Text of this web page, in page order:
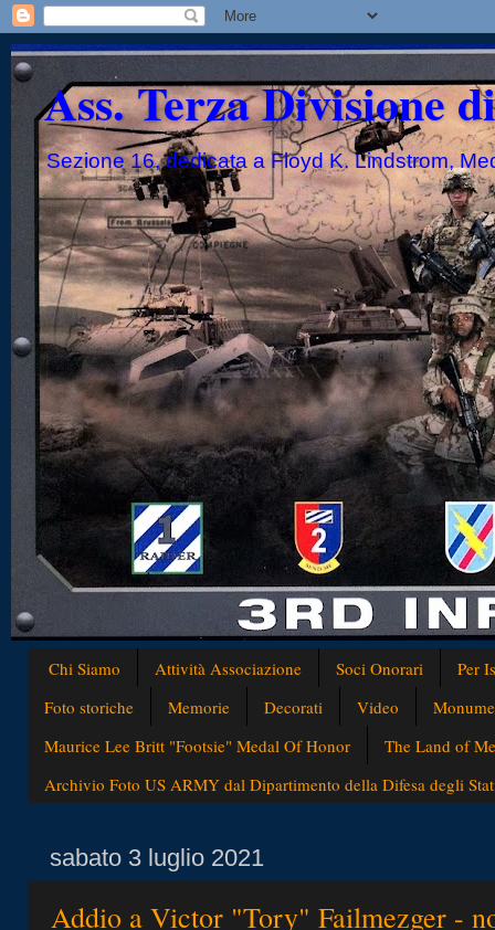
Ass. Terza Divisione
Sezione 16, dedicata a Floyd K. Lindstrom,
Chi Siamo Attività Associazione Soci Onorari
Per
Foto storiche
Memorie Decorati Video
Maurice Lee Britt "Footsie" Medal Of Honor
The Land of
Archivio Foto US ARMY dal Dipartimento della Difesa degli
sabato 3 luglio 2021
Addio a Victor "Tory" Failmezger -